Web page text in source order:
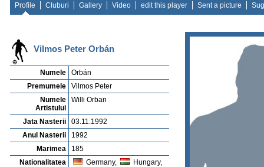
Profile Cluburi Gallery Video edit this player Sent a picture
Vilmos Peter Orbán
Numele
Orbán
Premumele
Vilmos Peter
Numele
Artistului
Willi Orban
Jata Nasterii
03.11.1992
Anul Nasterii
1992
Marimea
185
Nationalitatea
Germany,
Hungary,